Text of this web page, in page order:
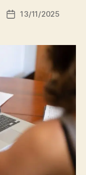
Data13/11/2025